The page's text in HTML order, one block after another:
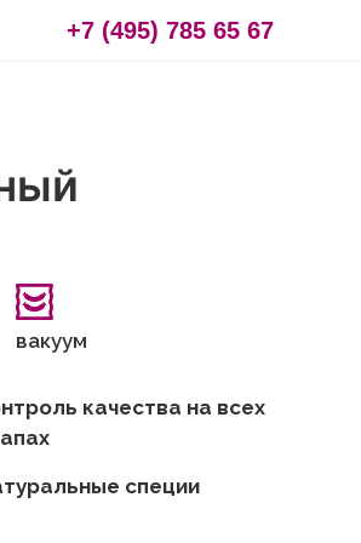
+7 (495) 785 65 67
вакуум
качества на всех
специи